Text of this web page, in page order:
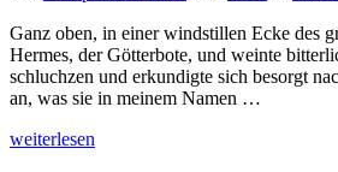
Ganz oben, in einer windstillen Ecke des
Hermes, der Götterbote, und weinte
schluchzen und erkundigte sich besorgt
an, was sie in meinem Namen …
weiterlesen